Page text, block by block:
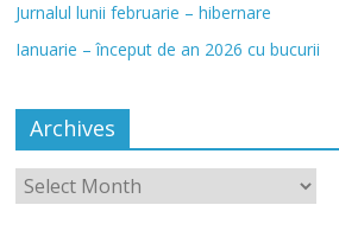
Jurnalul lunii februarie – hibernare
Ianuarie – început de an 2026 cu bucurii
Archives